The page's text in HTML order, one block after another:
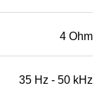
4 Ohm
35 Hz - 50 kHz